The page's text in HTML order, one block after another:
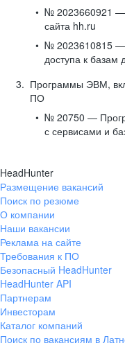
№ 2023660921 —
сайта hh.ru
№ 2023610815 —
доступа к базам
Программы ЭВМ,
ПО
№ 20750 —
с сервисами и
HeadHunter
Размещение вакансий
Поиск по резюме
О компании
Наши вакансии
Реклама на сайте
Требования к ПО
Безопасный HeadHunter
HeadHunter API
Партнерам
Инвесторам
Каталог компаний
Поиск по вакансиям в